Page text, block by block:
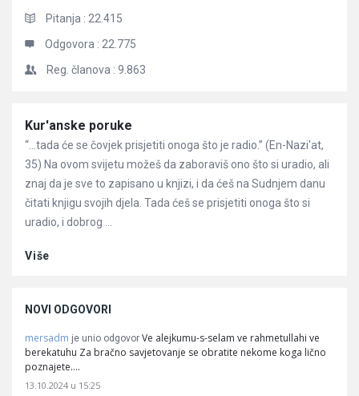
Pitanja : 22.415
Odgovora : 22.775
Reg. članova : 9.863
Članci
Kur'anske poruke
“…tada će se čovjek prisjetiti onoga što je radio.” (En-Nazi'at,
35) Na ovom svijetu možeš da zaboraviš ono što si uradio, ali
znaj da je sve to zapisano u knjizi, i da ćeš na Sudnjem danu
čitati knjigu svojih djela. Tada ćeš se prisjetiti onoga što si
uradio, i dobrog ...
Više
NOVI ODGOVORI
mersadm je unio odgovor Ve alejkumu-s-selam ve rahmetullahi ve
berekatuhu Za bračno savjetovanje se obratite nekome koga lično
poznajete.…
13.10.2024 u 15:25